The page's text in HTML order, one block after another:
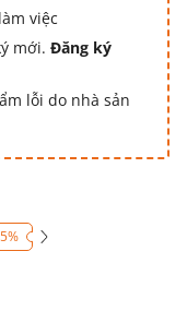
việc
mới. Đăng ký
lỗi do nhà sản